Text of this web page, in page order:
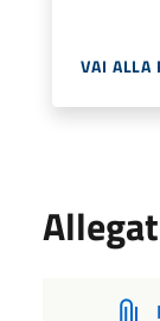
VAI ALLA